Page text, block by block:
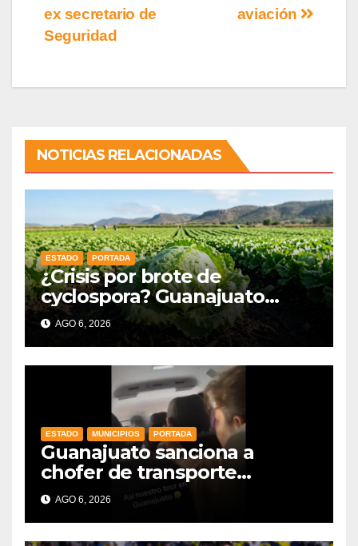
aviación
ex secretario de
Seguridad
NOTICIAS RELACIONADAS
ESTADO PORTADA
¿Crisis por brote de
cyclospora? Guanajuato
mantiene intactas sus
exportaciones
AGO 6, 2026
ESTADO MUNICIPIOS PORTADA
Guanajuato sanciona a
chofer de transporte
turístico e intensifica
operativos de vigilancia
AGO 6, 2026